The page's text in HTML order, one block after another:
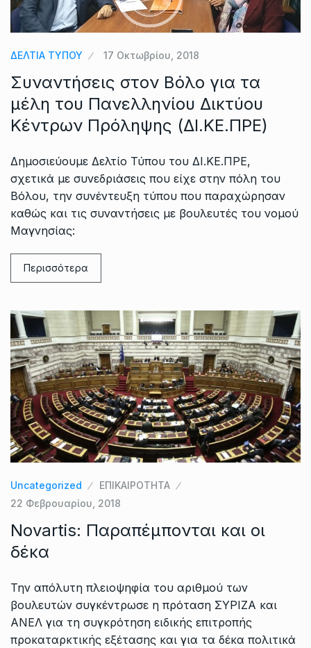
ΔΕΛΤΙΑ ΤΥΠΟΥ 17 Οκτωβρίου, 2018
Συναντήσεις στον Βόλο για τα
μέλη του Πανελληνίου Δικτύου
Κέντρων Πρόληψης (ΔΙ.ΚΕ.ΠΡΕ)
Δημοσιεύουμε Δελτίο Τύπου του ΔΙ.ΚΕ.ΠΡΕ,
σχετικά με συνεδριάσεις που είχε στην πόλη του
Βόλου, την συνέντευξη τύπου που παραχώρησαν
καθώς και τις συναντήσεις με βουλευτές του νομού
Μαγνησίας:
Περισσότερα
Uncategorized
ΕΠΙΚΑΙΡΟΤΗΤΑ
22 Φεβρουαρίου, 2018
Novartis: Παραπέμπονται και οι
δέκα
Την απόλυτη πλειοψηφία του αριθμού των
βουλευτών συγκέντρωσε η πρόταση ΣΥΡΙΖΑ και
ΑΝΕΛ για τη συγκρότηση ειδικής επιτροπής
προκαταρκτικής εξέτασης και για τα δέκα πολιτικά